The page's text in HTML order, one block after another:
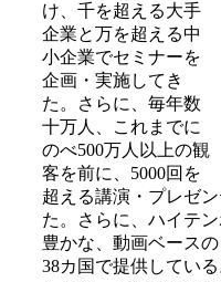
け、千を超える大手
企業と万を超える中
小企業でセミナーを
企画・実施してき
た。さらに、毎年数
十万人、これまでに
のべ500万人以上の観
客を前に、5000回を
超える講演・プレゼ
た。さらに、ハイテ
豊かな、動画ベース
38カ国で提供してい